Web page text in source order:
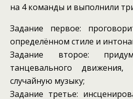
на 4 команды и выполнили
Задание первое:
определённом стиле и
Задание второе:
танцевального
случайную музыку;
️Задание третье: